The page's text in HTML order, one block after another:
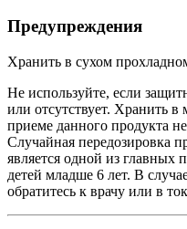
Предупреждения
Хранить в сухом
Не используйте, если
или отсутствует. Хранить
приеме данного продукта
Случайная передозировка
является одной из главных
детей младше 6 лет. В
обратитесь к врачу или в